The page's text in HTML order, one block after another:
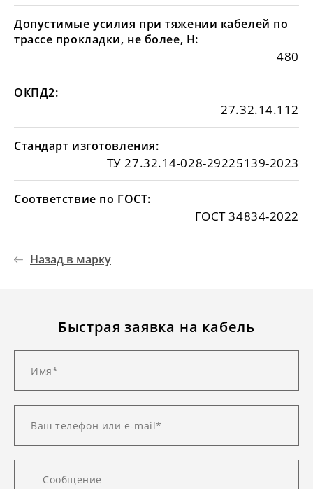
Допустимые усилия при тяжении кабелей по
трассе прокладки, не более, Н:
480
ОКПД2:
27.32.14.112
Стандарт изготовления:
ТУ 27.32.14-028-29225139-2023
Соответствие по ГОСТ:
ГОСТ 34834-2022
Назад в марку
Быстрая заявка на кабель